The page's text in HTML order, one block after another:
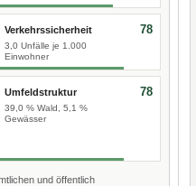
Verkehrssicherheit
3,0 Unfälle je 1.000
Einwohner
78
Umfeldstruktur
39,0 % Wald, 5,1 %
Gewässer
78
und öffentlich